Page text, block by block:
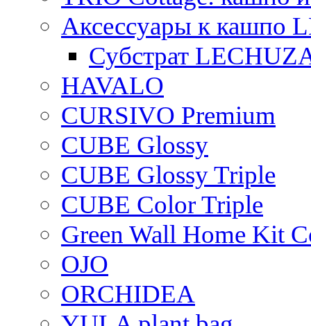
Аксессуары к кашпо
Субстрат
HAVALO
CURSIVO Premium
CUBE Glossy
CUBE Glossy Triple
CUBE Color Triple
Green Wall Home Kit
OJO
ORCHIDEA